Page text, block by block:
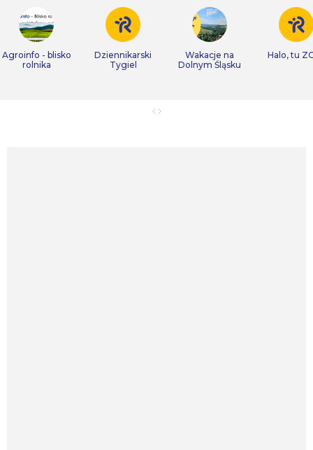
Agroinfo - blisko
rolnika
Dziennikarski
Tygiel
Wakacje na
Dolnym Śląsku
Halo, tu